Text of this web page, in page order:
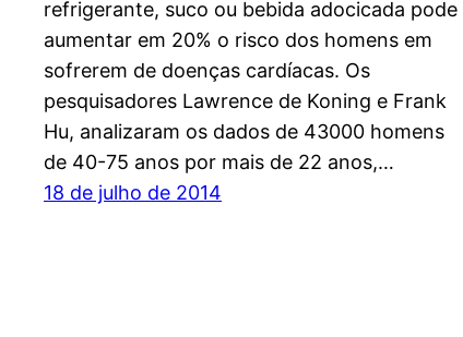
refrigerante, suco ou bebida adocicada pode
aumentar em 20% o risco dos homens em
sofrerem de doenças cardíacas. Os
pesquisadores Lawrence de Koning e Frank
Hu, analizaram os dados de 43000 homens
de 40-75 anos por mais de 22 anos,…
18 de julho de 2014